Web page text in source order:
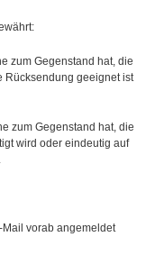
zum Gegenstand hat, die
Rücksendung geeignet ist
zum Gegenstand hat, die
wird oder eindeutig auf
vorab angemeldet